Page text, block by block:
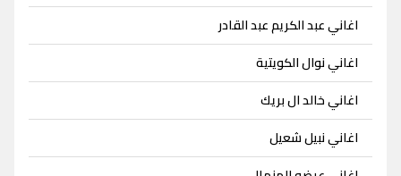
اغاني عبد الكريم عبد القادر
اغاني نوال الكويتية
اغاني خالد ال بريك
اغاني نبيل شعيل